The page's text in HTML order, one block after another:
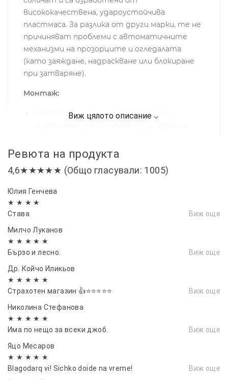
висококачествена, удароустойчива
пластмаса. За разлика от други марки, те не
причиняват проблеми с автоматичните
механизми на прозорците и огледалата
(като заяждане, надраскване или блокиране
при затваряне).
Монтаж:
Облепени със защитно фолио против
Лесен монтаж в канала на прозорците чрез
двойнозалепяща лента и допълнителни
метални щипки за по-сигурно закрепване.
Препоръчително е предварително почистване
на рамките на прозорците за най-добро
Комплект:
Съвместими за:
Осигурете си по-комфортно, безопасно и
приятно шофиране с нашите качествени
ветробрани
Ревюта на продукта
4,6★★★★★ (Общо гласували: 1005)
Юлия Генчева
★ ★ ★ ★
Става
Виж още
Милчо Луканов
★ ★ ★ ★ ★
Бързо и лесно.
Виж още
Др. Койчо Иликьов
★ ★ ★ ★ ★
Страхотен магазин 👍⭐⭐⭐⭐⭐
Виж още
Николина Стефанова
★ ★ ★ ★ ★
Има по нещо за всеки джоб.
Виж още
Яцо Месаров
★ ★ ★ ★ ★
Blagodarq vi! Sichko doide na vreme!
Виж още